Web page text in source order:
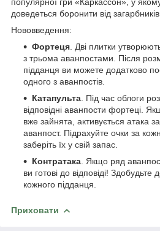
доведеться боронити від загарбників.
Нововведення:
Фортеця . Дві плитки
з трьома аванпостами. Після
підданця ви можете додатково
одного з аванпостів.
Катапульта . Під час облоги
відповідні аванпости фортеці.
вже зайнята, активується атака
аванпост. Підрахуйте очки за
заберіть їх у свій запас.
Контратака . Якщо ряд
ви готові до відповіді! Здобудьте
кожного підданця.
Приховати